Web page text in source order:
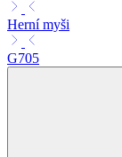
Herní myši
G705